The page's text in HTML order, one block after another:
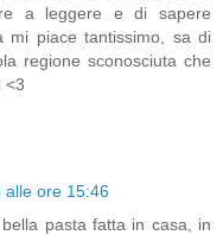
a leggere e di sapere
mi piace tantissimo, sa di
regione sconosciuta che
<3
alle ore 15:46
pasta fatta in casa, in